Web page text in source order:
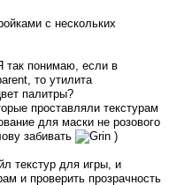
с нескольких
так понимаю, если в
то утилита
палитры?
проставляли текстурам
для маски не розового
забивать
)
текстур для игры, и
и проверить прозрачность